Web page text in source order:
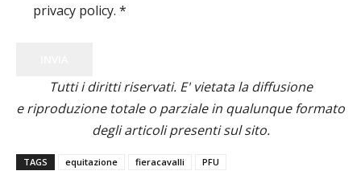
privacy policy. *
Tutti i diritti riservati. E' vietata la diffusione
e riproduzione totale o parziale in qualunque formato
degli articoli presenti sul sito.
TAGS equitazione fieracavalli PFU